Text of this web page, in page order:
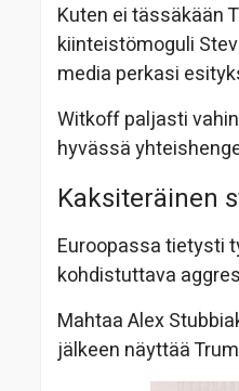
Kuten ei tässäkään
kiinteistömoguli
media perkasi
Witkoff paljasti
hyvässä
Kaksiteräinen
Euroopassa tietysti
kohdistuttava
Mahtaa Alex
jälkeen näyttää